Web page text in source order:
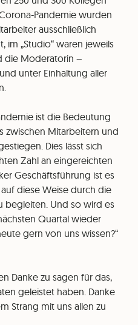
Pandemie wurden
ausschließlich
im „Studio“ waren jeweils
die Moderatorin –
unter Einhaltung aller
ist die Bedeutung
zwischen Mitarbeitern und
Dies lässt sich
Zahl an eingereichten
Geschäftsführung ist es
diese Weise durch die
begleiten. Und so wird es
Quartal wieder
gern von uns wissen?“
Danke zu sagen für das,
geleistet haben. Danke
Strang mit uns allen zu